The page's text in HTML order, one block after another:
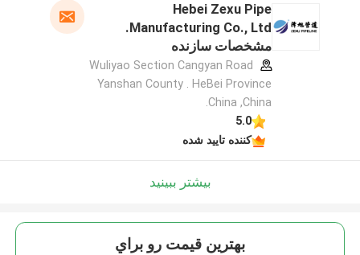
Hebei Zexu Pipe
Manufacturing Co., Ltd.
مشخصات سازنده
Wuliyao Section Cangyan Road
Yanshan County . HeBei Province
.China ,China
5.0
کننده تایید شده
بیشتر ببینید
بهترين قيمت رو براي